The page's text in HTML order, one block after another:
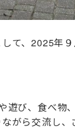
て、2025年
び、食べ
がら交流し、